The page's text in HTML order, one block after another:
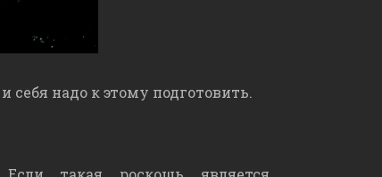
надо к этому подготовить.